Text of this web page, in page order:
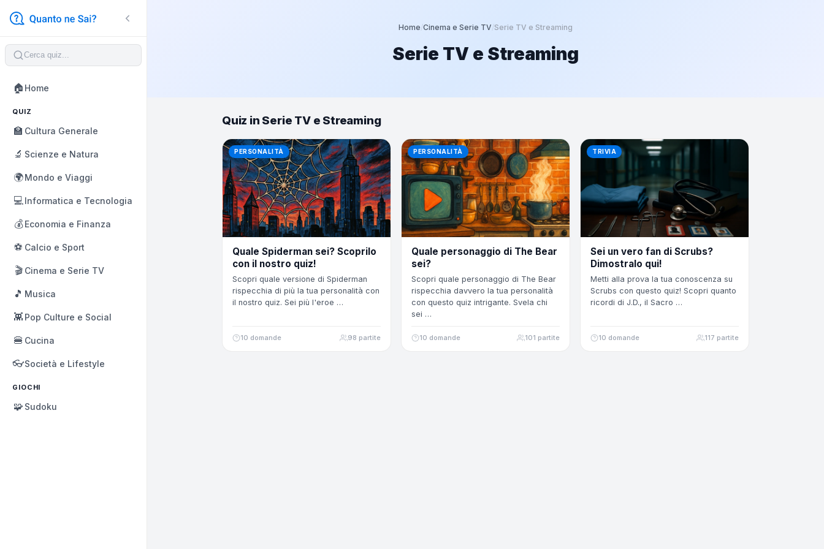
🏠 Home
QUIZ
🏫 Cultura Generale
🔬 Scienze e Natura
🌍Mondo e Viaggi
💻Informatica e Tecnologia
💰 Economia e Finanza
⚽ Calcio e Sport
🎬 Cinema e Serie TV
🎵 Musica
👾 Pop Culture e Social
🍔 Cucina
👓Società e Lifestyle
GIOCHI
🧩 Sudoku
Home /Cinema e Serie TV /Serie TV e Streaming
Serie TV e Streaming
Quiz in Serie TV e Streaming
PERSONALITÀ
Quale Spiderman sei? Scoprilo
con il nostro quiz!
Scopri quale versione di Spiderman
rispecchia di più la tua personalità con
il nostro quiz. Sei più l'eroe …
10 domande 98 partite
PERSONALITÀ
Quale personaggio di The Bear
sei?
Scopri quale personaggio di The Bear
rispecchia davvero la tua personalità
con questo quiz intrigante. Svela chi
sei …
10 domande 101 partite
TRIVIA
Sei un vero fan di Scrubs?
Dimostralo qui!
Metti alla prova la tua conoscenza su
Scrubs con questo quiz! Scopri quanto
ricordi di J.D., il Sacro …
10 domande 117 partite